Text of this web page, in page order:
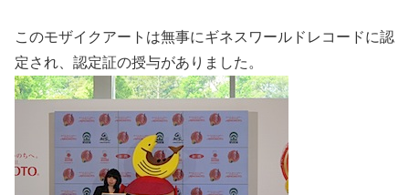
このモザイクアートは無事にギネスワールドレコードに認
定され、認定証の授与がありました。